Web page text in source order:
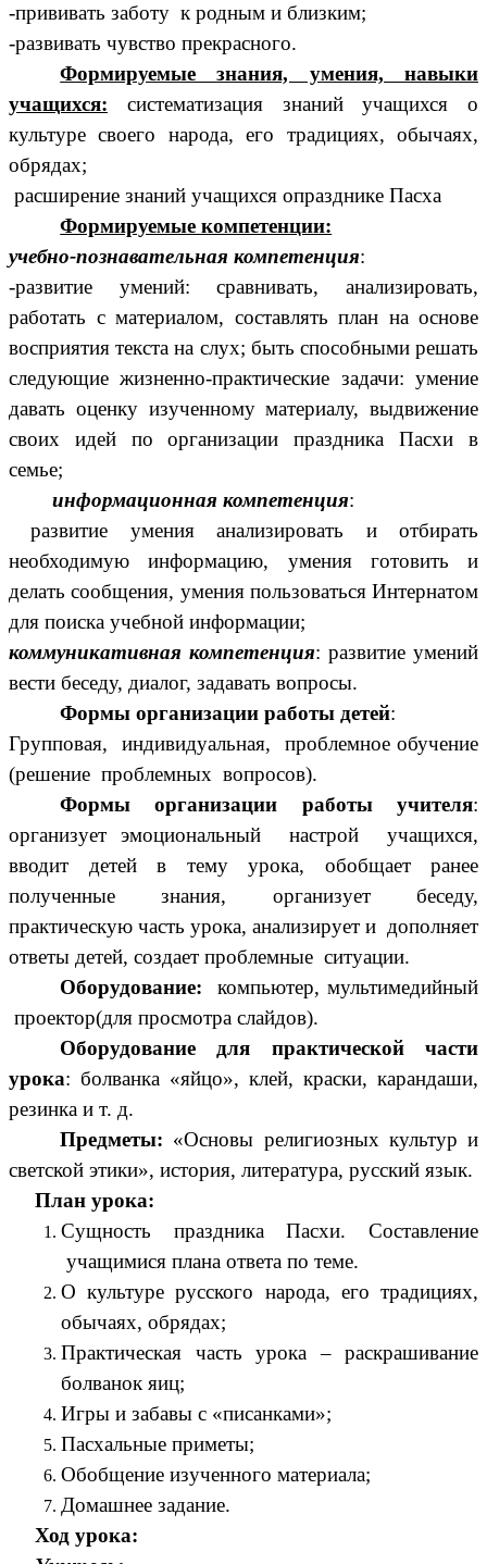
-прививать заботу к родным и близким;
-развивать чувство прекрасного.
Формируемые знания, умения, навыки
учащихся: систематизация знаний учащихся о
культуре своего народа, его традициях, обычаях,
обрядах;
расширение знаний учащихся опразднике Пасха
Формируемые компетенции:
учебно-познавательная компетенция:
-развитие умений: сравнивать, анализировать,
работать с материалом, составлять план на основе
восприятия текста на слух; быть способными решать
следующие жизненно-практические задачи: умение
давать оценку изученному материалу, выдвижение
своих идей по организации праздника Пасхи в
семье;
информационная компетенция:
развитие умения анализировать и отбирать
необходимую информацию, умения готовить и
делать сообщения, умения пользоваться Интернатом
для поиска учебной информации;
коммуникативная компетенция: развитие умений
вести беседу, диалог, задавать вопросы.
Формы организации работы детей:
Групповая, индивидуальная, проблемное обучение
(решение проблемных вопросов).
Формы организации работы учителя:
организует эмоциональный настрой учащихся,
вводит детей в тему урока, обобщает ранее
полученные знания, организует беседу,
практическую часть урока, анализирует и дополняет
ответы детей, создает проблемные ситуации.
Оборудование: компьютер, мультимедийный
проектор(для просмотра слайдов).
Оборудование для практической части
урока: болванка «яйцо», клей, краски, карандаши,
резинка и т. д.
Предметы: «Основы религиозных культур и
светской этики», история, литература, русский язык.
План урока:
Сущность праздника Пасхи. Составление
учащимися плана ответа по теме.
О культуре русского народа, его традициях,
обычаях, обрядах;
Практическая часть урока – раскрашивание
болванок яиц;
Игры и забавы с «писанками»;
Пасхальные приметы;
Обобщение изученного материала;
Домашнее задание.
Ход урока: